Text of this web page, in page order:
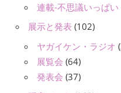
連載-不思議いっぱい
展示と発表 (102)
ヤガイケン・ラジオ
展覧会 (64)
発表会 (37)